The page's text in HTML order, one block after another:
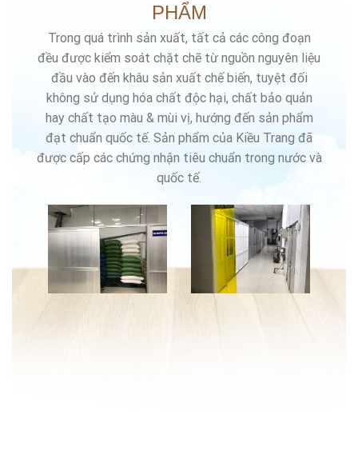
PHẨM
Trong quá trình sản xuất, tất cả các công đoạn
đều được kiểm soát chặt chẽ từ nguồn nguyên liệu
đầu vào đến khâu sản xuất chế biến, tuyệt đối
không sử dụng hóa chất độc hại, chất bảo quản
hay chất tạo màu & mùi vị, hướng đến sản phẩm
đạt chuẩn quốc tế. Sản phẩm của Kiều Trang đã
được cấp các chứng nhận tiêu chuẩn trong nước và
quốc tế.